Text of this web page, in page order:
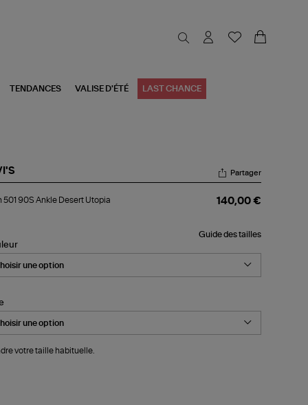
TENDANCES VALISE D'ÉTÉ LAST CHANCE
Partager
501 90S Ankle Desert Utopia 140,00 €
Guide des tailles
votre taille habituelle.